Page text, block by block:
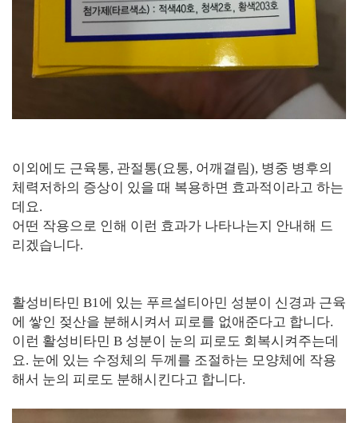
이외에도 근육통, 관절통(요통, 어깨결림), 병중 병후의
체력저하의 증상이 있을 때 복용하면 효과적이라고 하는
데요.
어떤 작용으로 인해 이런 효과가 나타나는지 안내해 드
리겠습니다.
활성비타민 B1에 있는 푸르설티아민 성분이 신경과 근육
에 쌓인 젖산을 분해시켜서 피로를 없애준다고 합니다.
이런 활성비타민 B 성분이 눈의 피로도 회복시켜주는데
요. 눈에 있는 수정체의 두께를 조절하는 모양체에 작용
해서 눈의 피로도 분해시킨다고 합니다.